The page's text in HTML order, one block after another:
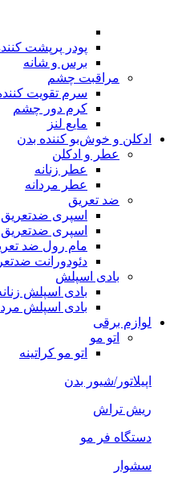
پودر پرپشت
برس و شانه
مراقبت چشم
سرم تقویت
کرم دور چشم
مایع لنز
ادکلن و خوش‌بو کننده بدن
عطر و ادکلن
عطر زنانه
عطر مردانه
ضد تعریق
اسپری ضدتعریق
اسپری ضدتعریق
مام رول ضد
دئودورانت
بادی اسپلش
بادی اسپلش
بادی اسپلش
لوازم برقی
اتو مو
اتو مو کراتینه
اپیلاتور/شیور بدن
ریش تراش
دستگاه فر مو
سشوار